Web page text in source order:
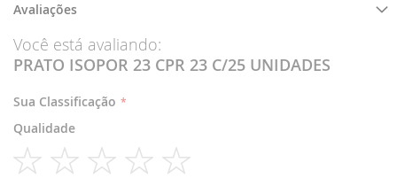
Avaliações
Você está avaliando:
PRATO ISOPOR 23 CPR 23 C/25 UNIDADES
Sua Classificação
Qualidade